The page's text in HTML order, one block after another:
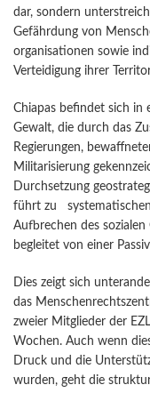
dar, sondern
Gefährdung von
organisationen sowie
Verteidigung ihrer
Chiapas befindet sich in
Gewalt, die durch das
Regierungen,
Militarisierung
Durchsetzung
führt zu
Aufbrechen des sozialen
begleitet von einer
Dies zeigt sich
das
zweier Mitglieder der
Wochen. Auch wenn
Druck und die
wurden, geht die